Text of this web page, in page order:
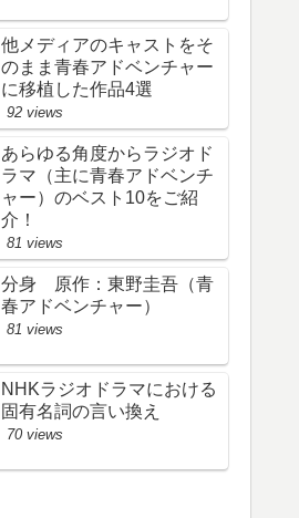
他メディアのキャストをそ
のまま青春アドベンチャー
に移植した作品4選
92 views
あらゆる角度からラジオド
ラマ（主に青春アドベンチ
ャー）のベスト10をご紹
介！
81 views
分身 原作：東野圭吾（青
春アドベンチャー）
81 views
NHKラジオドラマにおける
固有名詞の言い換え
70 views